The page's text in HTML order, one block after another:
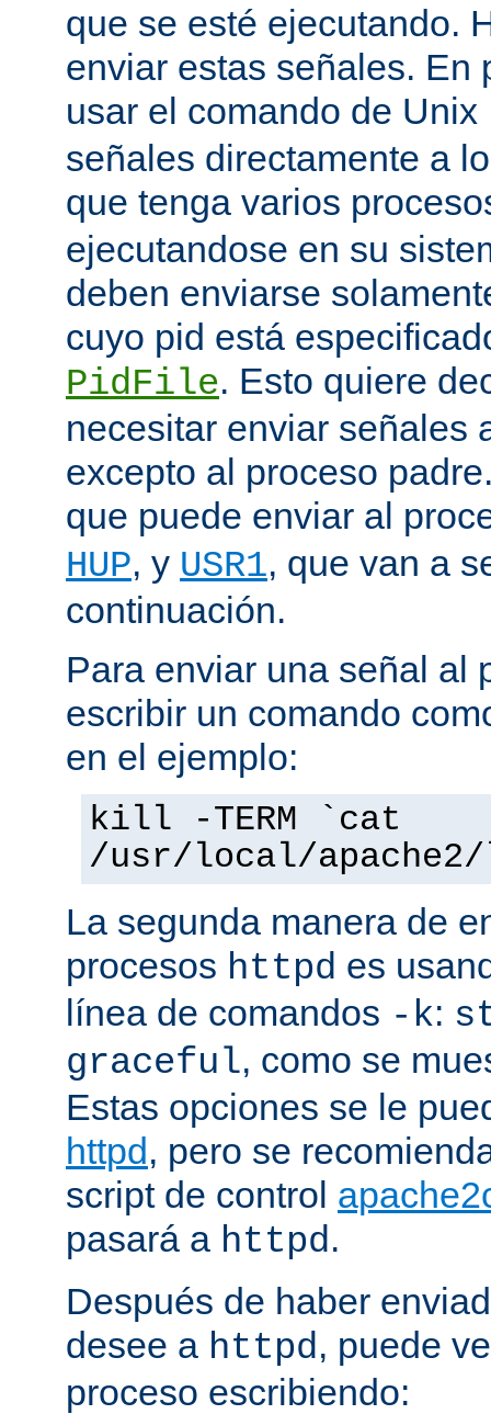
que se esté ejecutando.
enviar estas señales. En
usar el comando de Unix
señales directamente a
que tenga varios
ejecutandose en su
deben enviarse
cuyo pid está
PidFile. Esto quiere
necesitar enviar señales
excepto al proceso
que puede enviar al
HUP, y USR1, que van a
continuación.
Para enviar una señal al
escribir un comando
en el ejemplo:
kill -TERM `cat
/usr/local/
La segunda manera de
procesos httpd es
línea de comandos -k:
graceful, como se
Estas opciones se le
httpd, pero se
script de control
pasará a httpd.
Después de haber
desee a httpd, puede
proceso escribiendo: